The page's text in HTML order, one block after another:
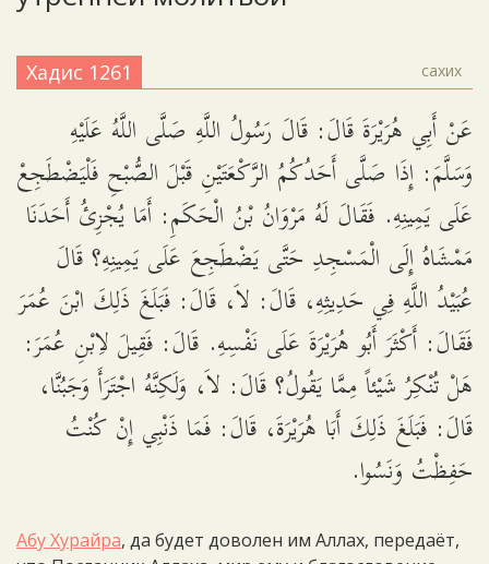
Хадис 1261 сахих
عَنْ أَبِي هُرَيْرَةَ قَالَ: قَالَ رَسُولُ اللَّهِ صَلَّى اللَّهُ عَلَيْهِ
وَسَلَّمَ: إِذَا صَلَّى أَحَدُكُمُ الرَّكْعَتَيْنِ قَبْلَ الصُّبْحِ فَلْيَضْطَجِعْ
عَلَى يَمِينِهِ. فَقَالَ لَهُ مَرْوَانُ بْنُ الْحَكَمِ: أَمَا يُجْزِئُ أَحَدَنَا
مَمْشَاهُ إِلَى الْمَسْجِدِ حَتَّى يَضْطَجِعَ عَلَى يَمِينِهِ؟ قَالَ
عُبَيْدُ اللَّهِ فِي حَدِيثِهِ، قَالَ: لاَ، قَالَ: فَبَلَغَ ذَلِكَ ابْنَ عُمَرَ
فَقَالَ: أَكْثَرَ أَبُو هُرَيْرَةَ عَلَى نَفْسِهِ. قَالَ: فَقِيلَ لاِبْنِ عُمَرَ:
هَلْ تُنْكِرُ شَيْئاً مِمَّا يَقُولُ؟ قَالَ: لاَ، وَلَكِنَّهُ اجْتَرَأَ وَجَبُنَّا،
قَالَ: فَبَلَغَ ذَلِكَ أَبَا هُرَيْرَةَ، قَالَ: فَمَا ذَنْبِي إِنْ كُنْتُ
حَفِظْتُ وَنَسُوا.
Абу Хурайра, да будет доволен им Аллах, передаёт,